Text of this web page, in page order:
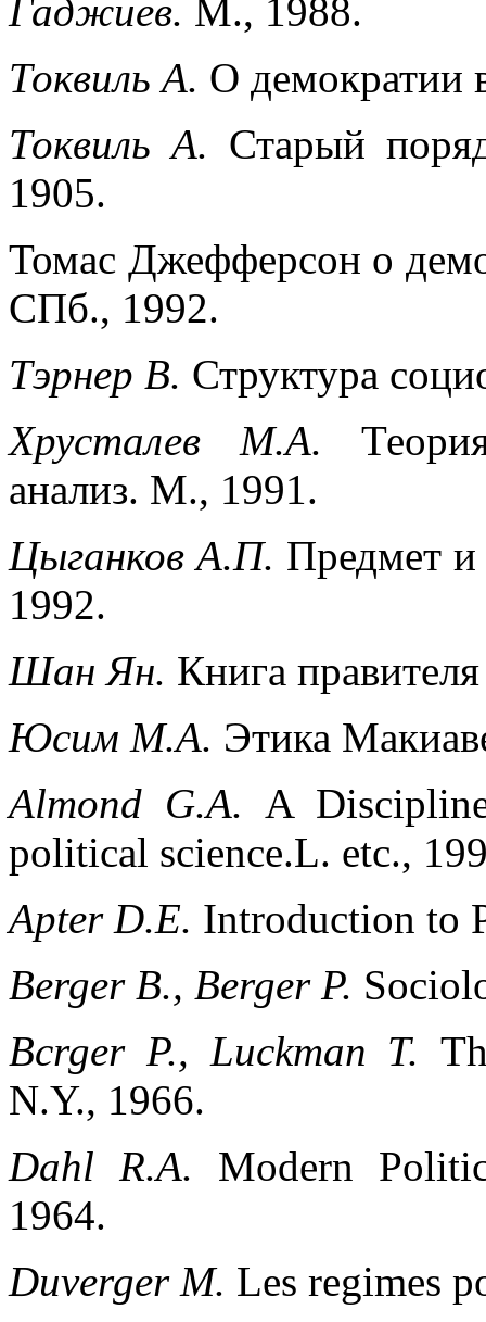
Гаджиев. М., 1988.
Токвиль А. О демократии
Токвиль А. Старый
1905.
Томас Джефферсон о
СПб., 1992.
Тэрнер В. Структура
Хрусталев М.А.
анализ. М., 1991.
Цыганков А.П. Предмет
1992.
Шан Ян. Книга
Юсим М.А. Этика
Almond G.A. A
political science.L. etc.,
Apter D.E. Introduction to
Berger В., Berger P.
Bcrger P., Luckman T.
N.Y., 1966.
Dahl R.A. Modern
1964.
Duverger М. Les regimes